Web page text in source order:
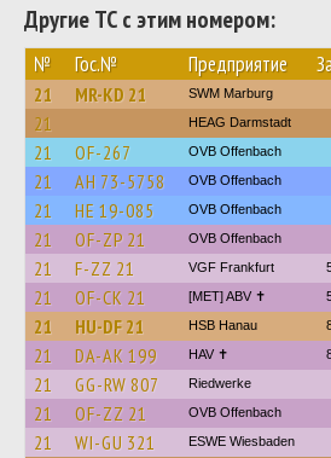
Другие ТС с этим номером:
№ Гос.№ Предприятие
21 MR-KD 21 SWM Marburg
21 HEAG Darmstadt
21 OF-267 OVB Offenbach
21 AH 73-5758 OVB Offenbach
21 HE 19-085 OVB Offenbach
21 OF-ZP 21 OVB Offenbach
21 F-ZZ 21 VGF Frankfurt
21 OF-CK 21 [MET] ABV ✝
21 HU-DF 21 HSB Hanau
21 DA-AK 199 HAV ✝
21 GG-RW 807 Riedwerke
21 OF-ZZ 21 OVB Offenbach
21 WI-GU 321 ESWE Wiesbaden